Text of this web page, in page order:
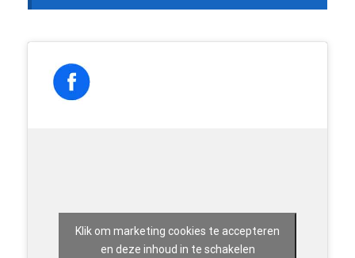
Klik om marketing cookies te accepteren
en deze inhoud in te schakelen